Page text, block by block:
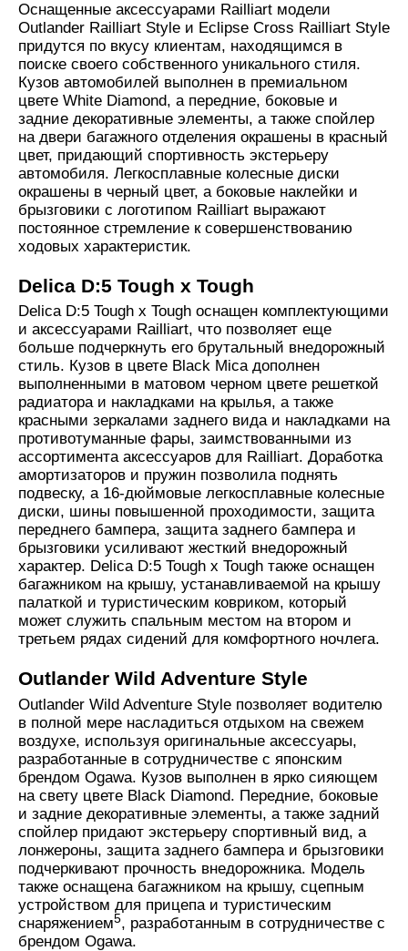
Оснащенные аксессуарами Railliart модели
Outlander Railliart Style и Eclipse Cross Railliart Style
придутся по вкусу клиентам, находящимся в
поиске своего собственного уникального стиля.
Кузов автомобилей выполнен в премиальном
цвете White Diamond, а передние, боковые и
задние декоративные элементы, а также спойлер
на двери багажного отделения окрашены в красный
цвет, придающий спортивность экстерьеру
автомобиля. Легкосплавные колесные диски
окрашены в черный цвет, а боковые наклейки и
брызговики с логотипом Railliart выражают
постоянное стремление к совершенствованию
ходовых характеристик.
Delica D:5 Tough x Tough
Delica D:5 Tough x Tough оснащен комплектующими
и аксессуарами Railliart, что позволяет еще
больше подчеркнуть его брутальный внедорожный
стиль. Кузов в цвете Black Mica дополнен
выполненными в матовом черном цвете решеткой
радиатора и накладками на крылья, а также
красными зеркалами заднего вида и накладками на
противотуманные фары, заимствованными из
ассортимента аксессуаров для Railliart. Доработка
амортизаторов и пружин позволила поднять
подвеску, а 16-дюймовые легкосплавные колесные
диски, шины повышенной проходимости, защита
переднего бампера, защита заднего бампера и
брызговики усиливают жесткий внедорожный
характер. Delica D:5 Tough x Tough также оснащен
багажником на крышу, устанавливаемой на крышу
палаткой и туристическим ковриком, который
может служить спальным местом на втором и
третьем рядах сидений для комфортного ночлега.
Outlander Wild Adventure Style
Outlander Wild Adventure Style позволяет водителю
в полной мере насладиться отдыхом на свежем
воздухе, используя оригинальные аксессуары,
разработанные в сотрудничестве с японским
брендом Ogawa. Кузов выполнен в ярко сияющем
на свету цвете Black Diamond. Передние, боковые
и задние декоративные элементы, а также задний
спойлер придают экстерьеру спортивный вид, а
лонжероны, защита заднего бампера и брызговики
подчеркивают прочность внедорожника. Модель
также оснащена багажником на крышу, сцепным
устройством для прицепа и туристическим
снаряжением5, разработанным в сотрудничестве с
брендом Ogawa.